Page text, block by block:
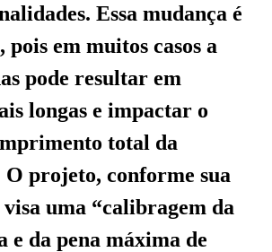
Essa mudança é
em muitos casos a
pode resultar em
longas e impactar o
total da
O projeto, conforme sua
uma “calibragem da
e da pena máxima de